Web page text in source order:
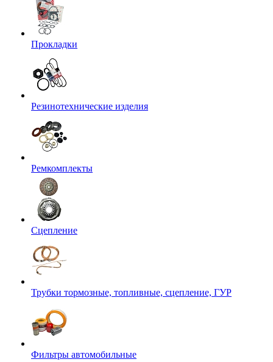
Прокладки
Резинотехнические изделия
Ремкомплекты
Сцепление
Трубки тормозные, топливные, сцепление, ГУР
Фильтры автомобильные